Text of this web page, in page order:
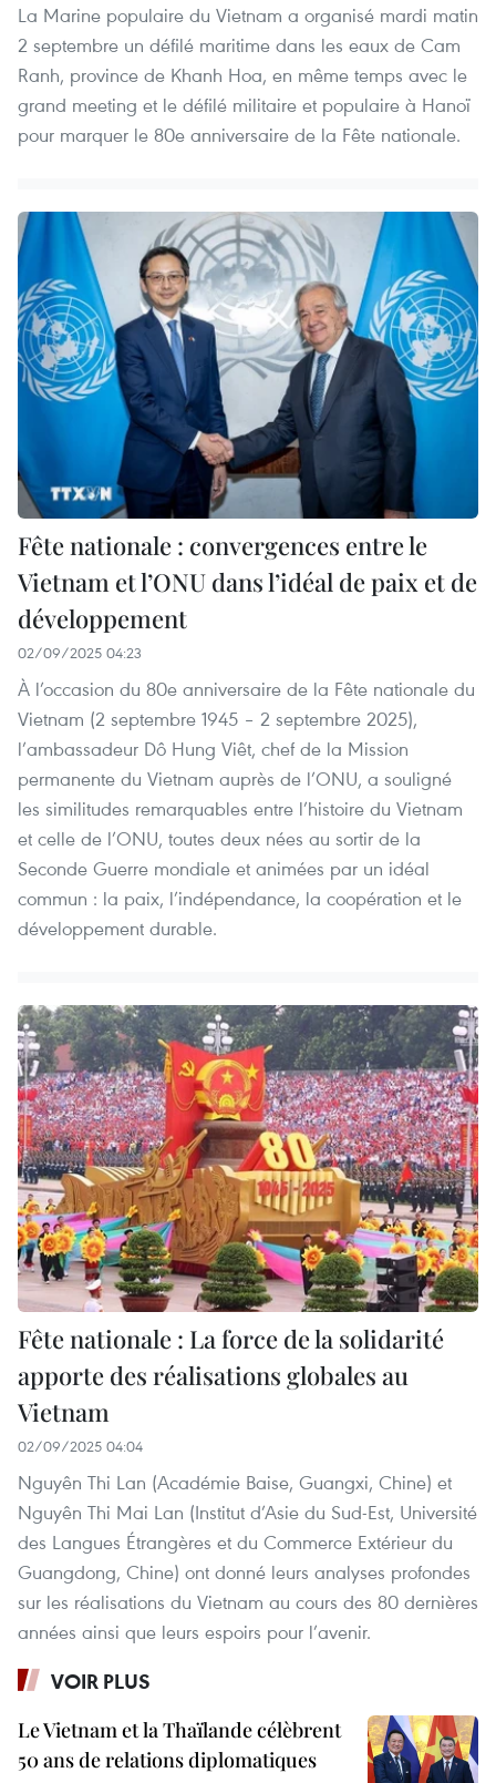
La Marine populaire du Vietnam a organisé mardi matin
2 septembre un défilé maritime dans les eaux de Cam
Ranh, province de Khanh Hoa, en même temps avec le
grand meeting et le défilé militaire et populaire à Hanoï
pour marquer le 80e anniversaire de la Fête nationale.
Fête nationale : convergences entre le
Vietnam et l’ONU dans l’idéal de paix et de
développement
02/09/2025 04:23
À l’occasion du 80e anniversaire de la Fête nationale du
Vietnam (2 septembre 1945 – 2 septembre 2025),
l’ambassadeur Dô Hung Viêt, chef de la Mission
permanente du Vietnam auprès de l’ONU, a souligné
les similitudes remarquables entre l’histoire du Vietnam
et celle de l’ONU, toutes deux nées au sortir de la
Seconde Guerre mondiale et animées par un idéal
commun : la paix, l’indépendance, la coopération et le
développement durable.
Fête nationale : La force de la solidarité
apporte des réalisations globales au
Vietnam
02/09/2025 04:04
Nguyên Thi Lan (Académie Baise, Guangxi, Chine) et
Nguyên Thi Mai Lan (Institut d’Asie du Sud-Est, Université
des Langues Étrangères et du Commerce Extérieur du
Guangdong, Chine) ont donné leurs analyses profondes
sur les réalisations du Vietnam au cours des 80 dernières
années ainsi que leurs espoirs pour l’avenir.
VOIR PLUS
Le Vietnam et la Thaïlande célèbrent
50 ans de relations diplomatiques